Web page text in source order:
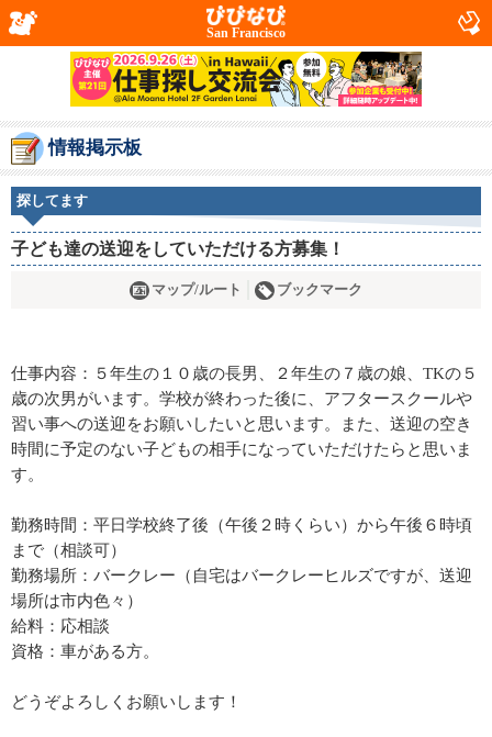
San Francisco
情報掲示板
探してます
子ども達の送迎をしていただける方募集！
マップ/ルート ブックマーク
仕事内容：５年生の１０歳の長男、２年生の７歳の娘、TKの５
歳の次男がいます。学校が終わった後に、アフタースクールや
習い事への送迎をお願いしたいと思います。また、送迎の空き
時間に予定のない子どもの相手になっていただけたらと思いま
す。
勤務時間：平日学校終了後（午後２時くらい）から午後６時頃
まで（相談可）
勤務場所：バークレー（自宅はバークレーヒルズですが、送迎
場所は市内色々）
給料：応相談
資格：車がある方。
どうぞよろしくお願いします！